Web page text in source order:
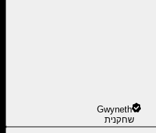
Gwyneth
שחקנית